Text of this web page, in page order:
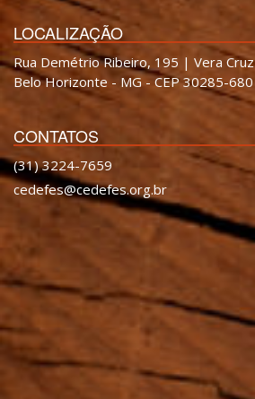
LOCALIZAÇÃO
Rua Demétrio Ribeiro, 195 | Vera Cruz
Belo Horizonte - MG - CEP 30285-680
CONTATOS
(31) 3224-7659
cedefes@cedefes.org.br